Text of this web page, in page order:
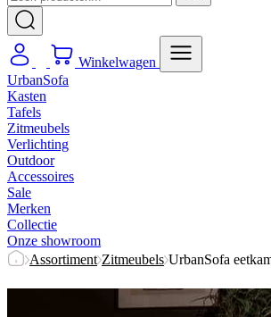
Winkelwagen
UrbanSofa
Kasten
Tafels
Zitmeubels
Verlichting
Outdoor
Accessoires
Sale
Merken
Collectie
Onze showroom
Assortiment Zitmeubels UrbanSofa